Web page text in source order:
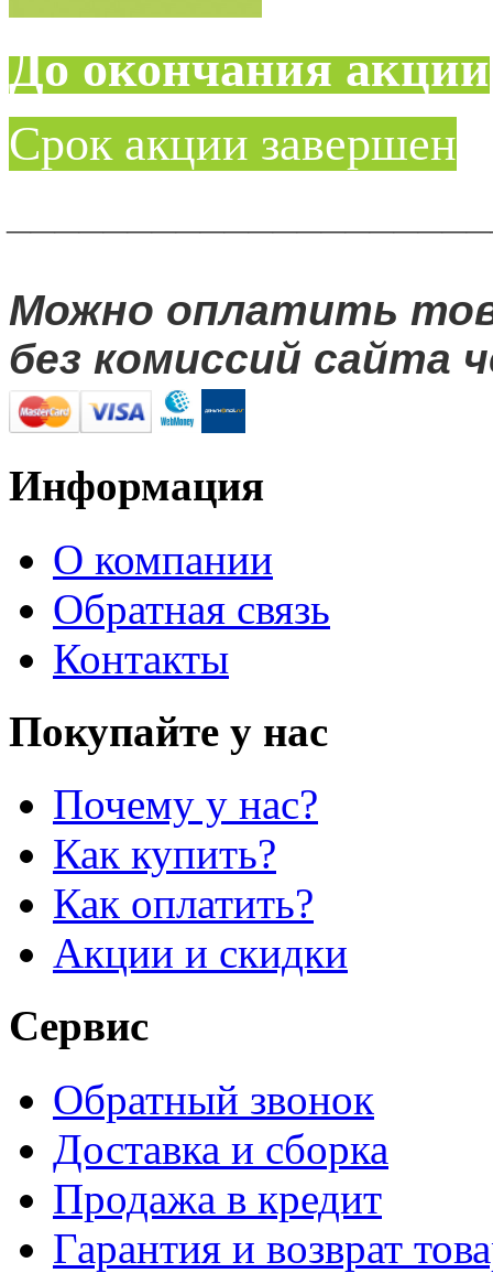
До окончания акции
Срок акции завершен
Можно оплатить
без комиссий сайта
Информация
О компании
Обратная связь
Контакты
Покупайте у нас
Почему у нас?
Как купить?
Как оплатить?
Акции и скидки
Сервис
Обратный звонок
Доставка и сборка
Продажа в кредит
Гарантия и возврат